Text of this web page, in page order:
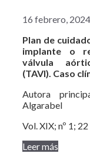
16 febrero, 2024
Plan de
implante o
válvula
(TAVI). Caso
Autora
Algarabel
Vol. XIX; nº 1; 22
Leer más